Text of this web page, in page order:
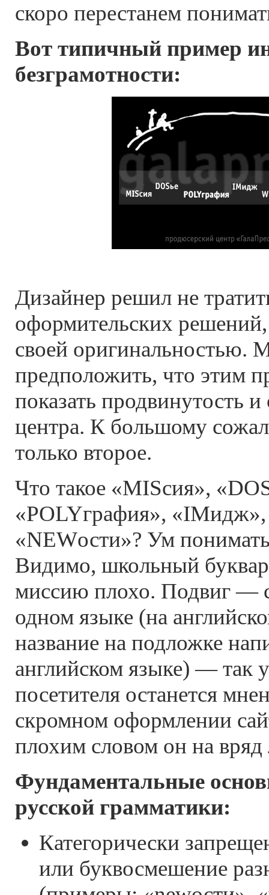
скоро перестанем
Вот типичный пример
безграмотности:
Дизайнер решил не
оформительских решений,
своей оригинальностью.
предположить, что этим
показать продвинутость
центра. К большому
только второе.
Что такое «MISсия»,
«POLYграфия», «IMидж»,
«NEWости»? Ум
Видимо, школьный
миссию плохо. Подвиг —
одном языке (на
название на подложке
английском языке) — так
посетителя останется
скромном оформлении
плохим словом он на
Фундаментальные
русской грамматики:
Категорически
или буквосмешение